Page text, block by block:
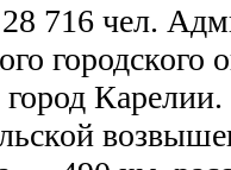
716 чел.